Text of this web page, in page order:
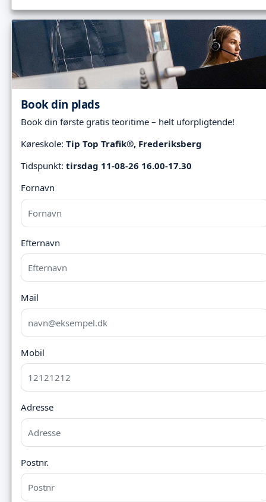
Book din plads
Book din første gratis teoritime – helt uforpligtende!
Køreskole: Tip Top Trafik®, Frederiksberg
Tidspunkt: tirsdag 11-08-26 16.00-17.30
Fornavn
Efternavn
Mail
Mobil
Adresse
Postnr.